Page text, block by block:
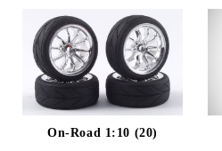
On-Road 1:10 (20)